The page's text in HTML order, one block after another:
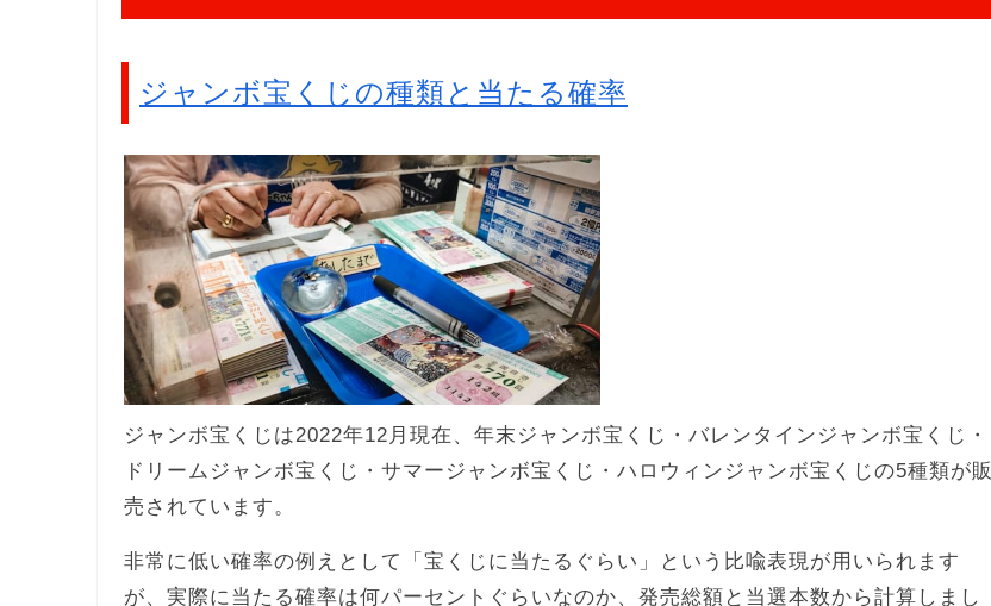
ジャンボ宝くじの種類と当たる確率
ジャンボ宝くじは2022年12月現在、年末ジャンボ宝くじ・バレンタインジャンボ宝くじ・
ドリームジャンボ宝くじ・サマージャンボ宝くじ・ハロウィンジャンボ宝くじの5種類が販
売されています。
非常に低い確率の例えとして「宝くじに当たるぐらい」という比喩表現が用いられます
が、実際に当たる確率は何パーセントぐらいなのか、発売総額と当選本数から計算しまし